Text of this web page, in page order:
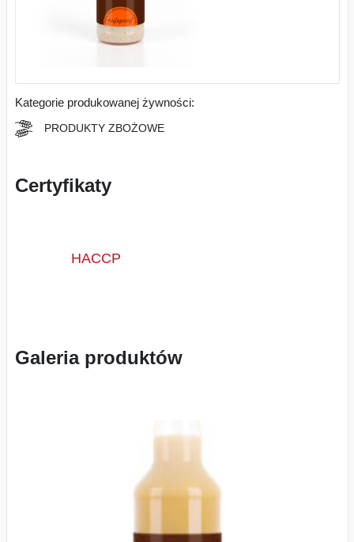
Kategorie produkowanej żywności:
PRODUKTY ZBOŻOWE
Certyfikaty
HACCP
Galeria produktów